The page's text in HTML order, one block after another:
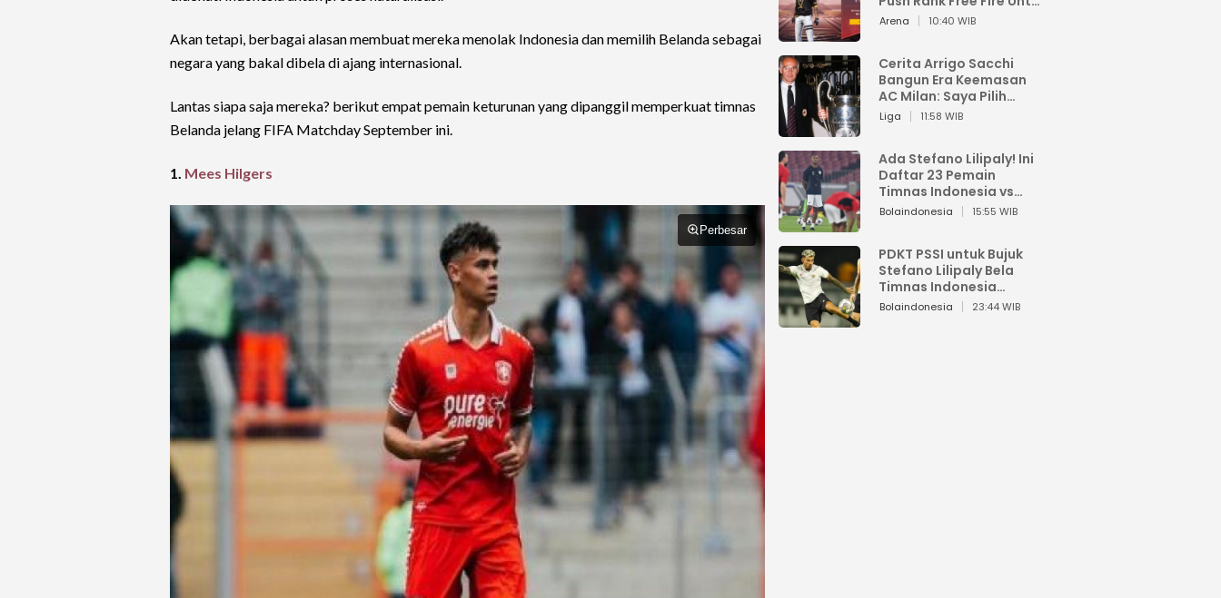
Akan tetapi, berbagai alasan membuat mereka menolak Indonesia dan memilih Belanda sebagai
negara yang bakal dibela di ajang internasional.
Lantas siapa saja mereka? berikut empat pemain keturunan yang dipanggil memperkuat timnas
Belanda jelang FIFA Matchday September ini.
1. Mees Hilgers
Perbesar
Pemula
Arena 10:40 WIB
Cerita Arrigo Sacchi
Bangun Era Keemasan
AC Milan: Saya Pilih
Pemain dari Isi Otaknya
Liga 11:58 WIB
Ada Stefano Lilipaly! Ini
Daftar 23 Pemain
Timnas Indonesia vs
China
Bolaindonesia 15:55 WIB
PDKT PSSI untuk Bujuk
Stefano Lilipaly Bela
Timnas Indonesia
Berakhir Berantakan
Bolaindonesia 23:44 WIB